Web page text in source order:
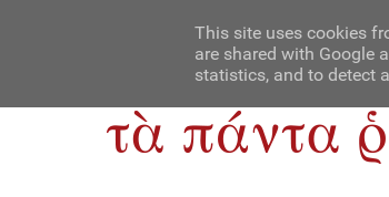
Contact Us About Us
This site uses cookies
are shared with Google
statistics, and to detect